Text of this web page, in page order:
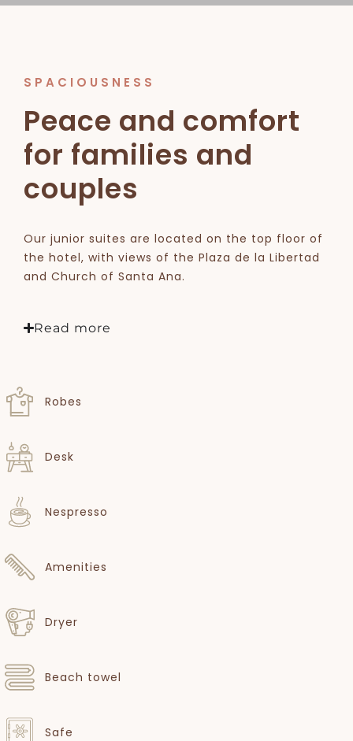
SPACIOUSNESS
Peace and comfort
for families and
couples
Our junior suites are located on the top floor of
the hotel, with views of the Plaza de la Libertad
and Church of Santa Ana.
Read more
Robes
Desk
Nespresso
Amenities
Dryer
Beach towel
Safe